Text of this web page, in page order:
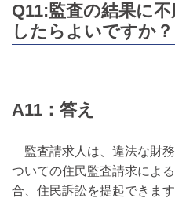
Q11:監査の結果に
したらよいですか？
A11：答え
監査請求人は、違法な財
ついての住民監査請求によ
合、住民訴訟を提起できま